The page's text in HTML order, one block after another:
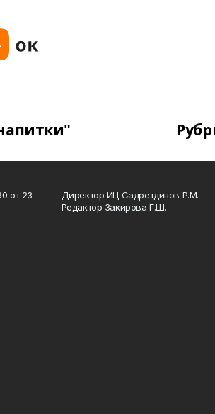
от 23
Директор ИЦ Садретдинов Р.М.
Редактор Закирова Г.Ш.